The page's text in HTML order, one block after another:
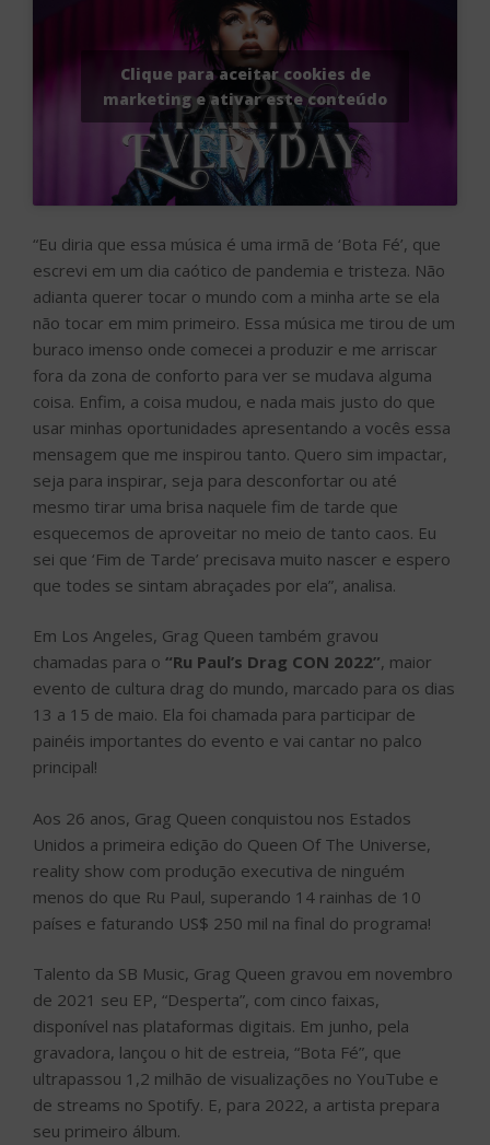
Clique para aceitar cookies de
marketing e ativar este conteúdo
“Eu diria que essa música é uma irmã de ‘Bota Fé’, que
escrevi em um dia caótico de pandemia e tristeza. Não
adianta querer tocar o mundo com a minha arte se ela
não tocar em mim primeiro. Essa música me tirou de um
buraco imenso onde comecei a produzir e me arriscar
fora da zona de conforto para ver se mudava alguma
coisa. Enfim, a coisa mudou, e nada mais justo do que
usar minhas oportunidades apresentando a vocês essa
mensagem que me inspirou tanto. Quero sim impactar,
seja para inspirar, seja para desconfortar ou até
mesmo tirar uma brisa naquele fim de tarde que
esquecemos de aproveitar no meio de tanto caos. Eu
sei que ‘Fim de Tarde’ precisava muito nascer e espero
que todes se sintam abraçades por ela”, analisa.
Em Los Angeles, Grag Queen também gravou
chamadas para o “Ru Paul’s Drag CON 2022”, maior
evento de cultura drag do mundo, marcado para os dias
13 a 15 de maio. Ela foi chamada para participar de
painéis importantes do evento e vai cantar no palco
principal!
Aos 26 anos, Grag Queen conquistou nos Estados
Unidos a primeira edição do Queen Of The Universe,
reality show com produção executiva de ninguém
menos do que Ru Paul, superando 14 rainhas de 10
países e faturando US$ 250 mil na final do programa!
Talento da SB Music, Grag Queen gravou em novembro
de 2021 seu EP, “Desperta”, com cinco faixas,
disponível nas plataformas digitais. Em junho, pela
gravadora, lançou o hit de estreia, “Bota Fé”, que
ultrapassou 1,2 milhão de visualizações no YouTube e
de streams no Spotify. E, para 2022, a artista prepara
seu primeiro álbum.